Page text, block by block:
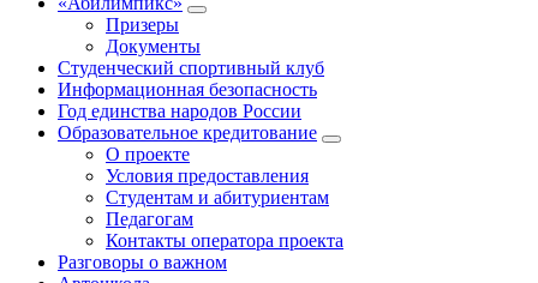
Призеры
Документы
Студенческий спортивный клуб
Информационная безопасность
Год единства народов России
Образовательное кредитование
О проекте
Условия предоставления
Студентам и абитуриентам
Педагогам
Контакты оператора проекта
Разговоры о важном